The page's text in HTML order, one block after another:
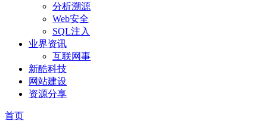
分析溯源
Web安全
SQL注入
业界资讯
互联网事
新酷科技
网站建设
资源分享
首页